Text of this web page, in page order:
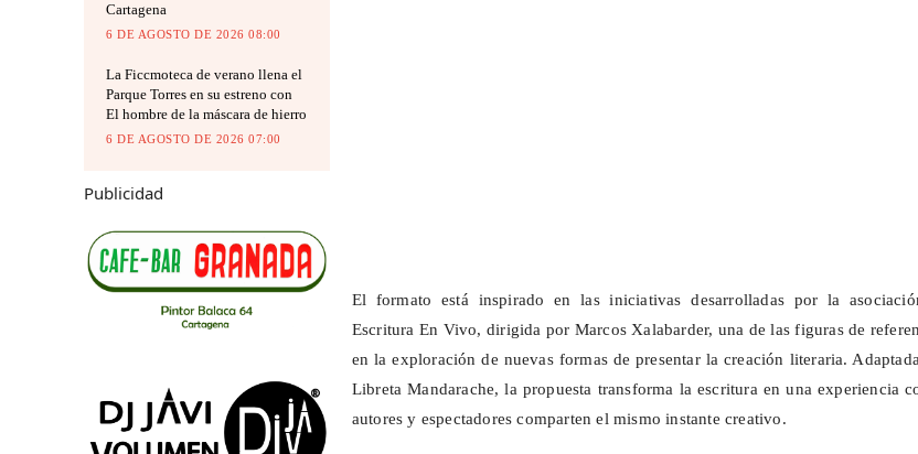
Cartagena
6 DE AGOSTO DE 2026 08:00
La Ficcmoteca de verano llena el
Parque Torres en su estreno con
El hombre de la máscara de hierro
6 DE AGOSTO DE 2026 07:00
Publicidad
El formato está inspirado en las iniciativas desarrolladas por la
Escritura En Vivo, dirigida por Marcos Xalabarder, una de las figuras de
en la exploración de nuevas formas de presentar la creación literaria.
LibretaMandarache, la propuesta transforma la escritura en una experiencia
autores y espectadores comparten el mismo instante creativo.